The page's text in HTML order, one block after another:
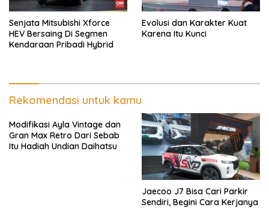
Senjata Mitsubishi Xforce
HEV Bersaing Di Segmen
Kendaraan Pribadi Hybrid
Evolusi dan Karakter Kuat
Karena Itu Kunci
Rekomendasi untuk kamu
Modifikasi Ayla Vintage dan
Gran Max Retro Dari Sebab
Itu Hadiah Undian Daihatsu
Jaecoo J7 Bisa Cari Parkir
Sendiri, Begini Cara Kerjanya